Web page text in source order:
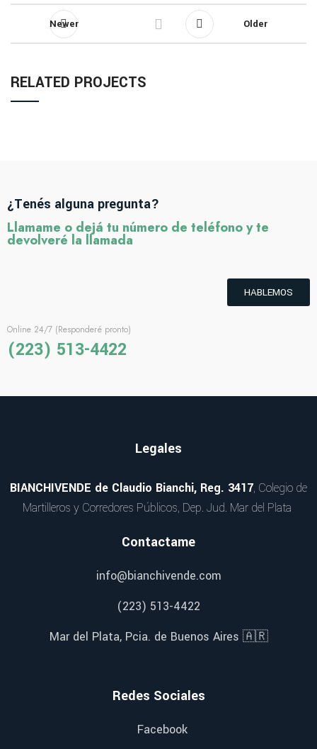
Newer Older
RELATED PROJECTS
¿Tenés alguna pregunta?
Llamame o dejá tu número de teléfono y te
devolveré la llamada
HABLEMOS
Online 24/7 (Responderé pronto)
(223) 513-4422
Legales
BIANCHIVENDE de Claudio Bianchi, Reg. 3417, Colegio de
Martilleros y Corredores Públicos, Dep. Jud. Mar del Plata
Contactame
info@bianchivende.com
(223) 513-4422
Mar del Plata, Pcia. de Buenos Aires 🇦🇷
Redes Sociales
Facebook